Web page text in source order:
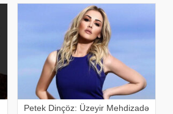
izləməyə 45 min insan toplaşıb
Petek Dinçöz: Üzeyir Mehdizadə